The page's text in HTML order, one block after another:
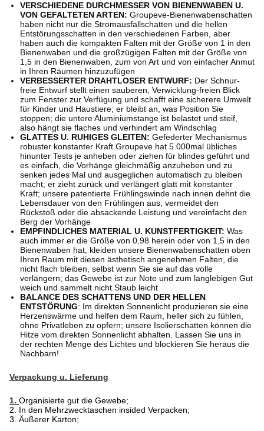
VERSCHIEDENE DURCHMESSER VON BIENENWABEN U.
VON GEFALTETEN ARTEN: Groupeve-Bienenwabenschatten
haben nicht nur die Stromausfallschatten und die hellen
Entstörungsschatten in den verschiedenen Farben, aber
haben auch die kompakten Falten mit der Größe von 1 in den
Bienenwaben und die großzügigen Falten mit der Größe von
1,5 in den Bienenwaben, zum von Art und von einfacher Anmut
in Ihren Räumen hinzuzufügen
VERBESSERTER DRAHTLOSER ENTWURF: Der Schnur-
freie Entwurf stellt einen sauberen, Verwicklung-freien Blick
zum Fenster zur Verfügung und schafft eine sicherere Umwelt
für Kinder und Haustiere; er bleibt an, was Position Sie
stoppen; die untere Aluminiumstange ist belastet und steif,
also hängt sie flaches und verhindert am Windschlag
GLATTES U. RUHIGES GLEITEN: Gefederter Mechanismus
robuster konstanter Kraft Groupeve hat 5.000mal übliches
hinunter Tests je anheben oder ziehen für blindes geführt und
es einfach, die Vorhänge gleichmäßig anzuheben und zu
senken jedes Mal und ausgeglichen automatisch zu bleiben
macht; er zieht zurück und verlängert glatt mit konstanter
Kraft; unsere patentierte Frühlingswinde nach innen dehnt die
Lebensdauer von den Frühlingen aus, vermeidet den
Rückstoß oder die absackende Leistung und vereinfacht den
Berg der Vorhänge
EMPFINDLICHES MATERIAL U. KUNSTFERTIGKEIT: Was
auch immer er die Größe von 0,98 herein oder von 1,5 in den
Bienenwaben hat, kleiden unsere Bienenwabenschatten oben
Ihren Raum mit diesen ästhetisch angenehmen Falten, die
nicht flach bleiben, selbst wenn Sie sie auf das volle
verlängern; das Gewebe ist zur Note und zum langlebigen Gut
weich und sammelt nicht Staub leicht
BALANCE DES SCHATTENS UND DER HELLEN
ENTSTÖRUNG: Im direkten Sonnenlicht produzieren sie eine
Herzenswärme und helfen dem Raum, heller sich zu fühlen,
ohne Privatleben zu opfern; unsere Isolierschatten können die
Hitze vom direkten Sonnenlicht abhalten. Lassen Sie uns in
der rechten Menge des Lichtes und blockieren Sie heraus die
Nachbarn!
Verpackung u. Lieferung
1. Organisierte gut die Gewebe;
2. In den Mehrzwecktaschen insided Verpacken;
3. Äußerer Karton;